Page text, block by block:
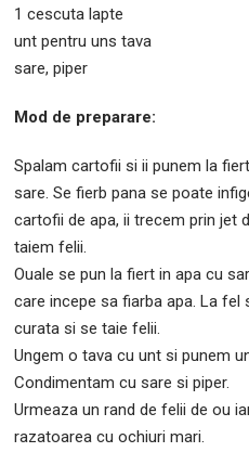
1 cescuta lapte
unt pentru uns tava
sare, piper
Mod de preparare:
Spalam cartofii si ii punem la
sare. Se fierb pana se poate
cartofii de apa, ii trecem prin jet
taiem felii.
Ouale se pun la fiert in apa cu
care incepe sa fiarba apa. La fel
curata si se taie felii.
Ungem o tava cu unt si punem
Condimentam cu sare si piper.
Urmeaza un rand de felii de ou
razatoarea cu ochiuri mari.